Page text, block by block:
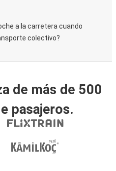
a la carretera cuando
colectivo?
de más de 500
pasajeros.